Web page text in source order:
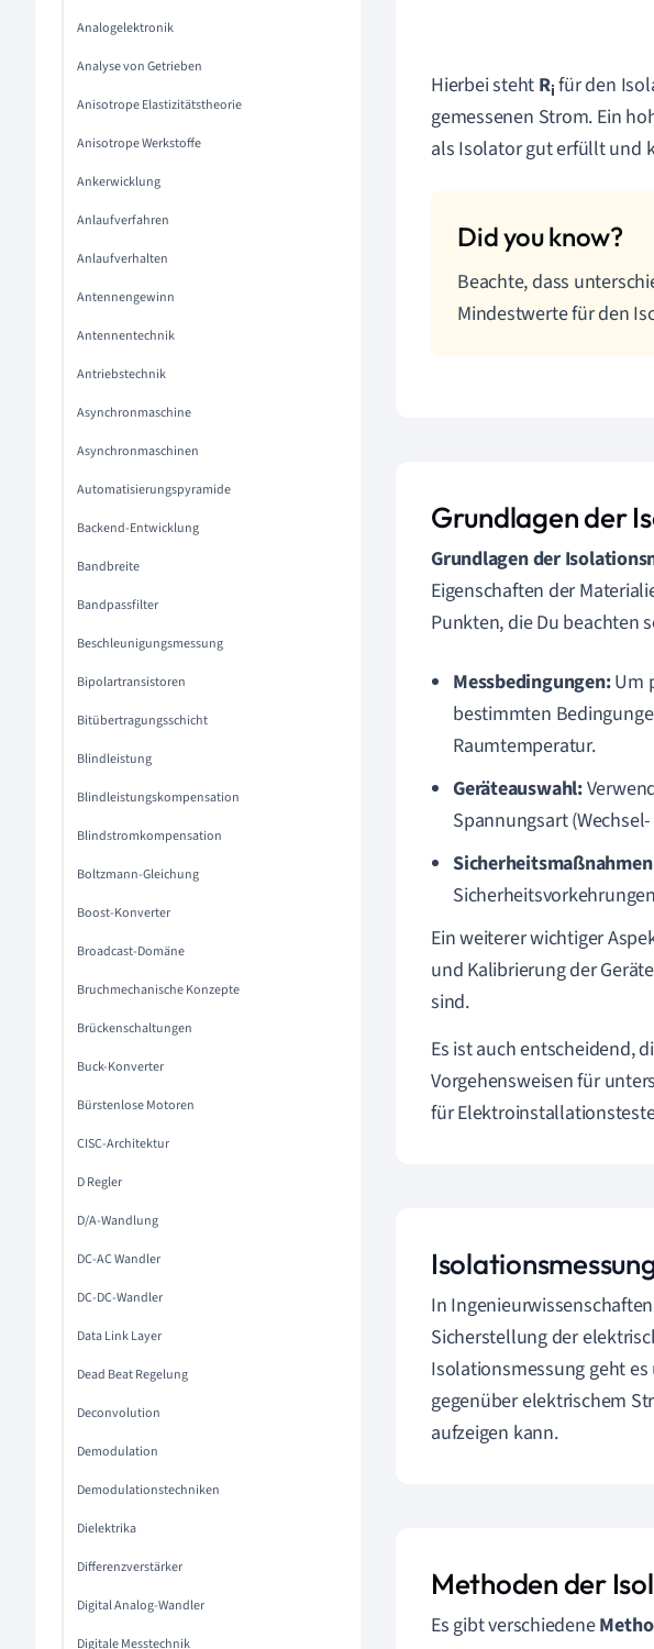
Analogelektronik
Analyse von Getrieben
Anisotrope Elastizitätstheorie
Anisotrope Werkstoffe
Ankerwicklung
Anlaufverfahren
Anlaufverhalten
Antennengewinn
Antennentechnik
Antriebstechnik
Asynchronmaschine
Asynchronmaschinen
Automatisierungspyramide
Backend-Entwicklung
Bandbreite
Bandpassfilter
Beschleunigungsmessung
Bipolartransistoren
Bitübertragungsschicht
Blindleistung
Blindleistungskompensation
Blindstromkompensation
Boltzmann-Gleichung
Boost-Konverter
Broadcast-Domäne
Bruchmechanische Konzepte
Brückenschaltungen
Buck-Konverter
Bürstenlose Motoren
CISC-Architektur
D Regler
D/A-Wandlung
DC-AC Wandler
DC-DC-Wandler
Data Link Layer
Dead Beat Regelung
Deconvolution
Demodulation
Demodulationstechniken
Dielektrika
Differenzverstärker
Digital Analog-Wandler
Digitale Messtechnik
Hierbei steht Ri für den
gemessenen Strom. Ein
als Isolator gut erfüllt und
Beachte, dass
Mindestwerte für den
Grundlagen der
Grundlagen der
Eigenschaften der
Punkten, die Du beachten
Messbedingungen:Um
bestimmten
Raumtemperatur.
Geräteauswahl:
Spannungsart
Ein weiterer wichtiger
und Kalibrierung der
sind.
Es ist auch entscheidend,
Vorgehensweisen für
für
In
Sicherstellung der
Isolationsmessung geht
gegenüber elektrischem
aufzeigen kann.
Methoden der
Es gibt verschiedene